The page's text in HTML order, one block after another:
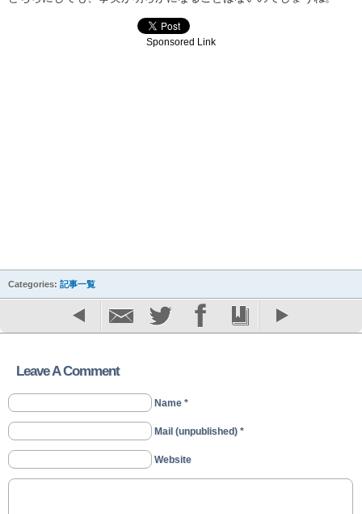
Sponsored Link
Categories: 記事一覧
Leave A Comment
Name *
Mail (unpublished) *
Website